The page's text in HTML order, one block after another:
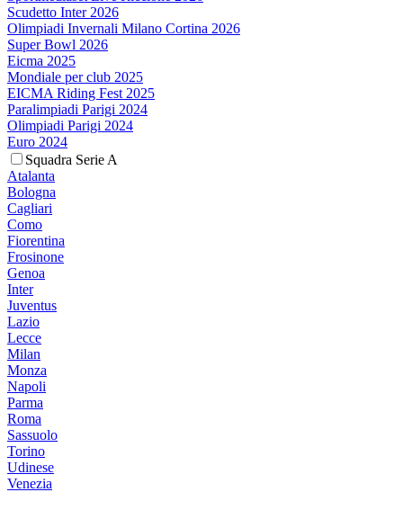
Scudetto Inter 2026
Olimpiadi Invernali Milano Cortina 2026
Super Bowl 2026
Eicma 2025
Mondiale per club 2025
EICMA Riding Fest 2025
Paralimpiadi Parigi 2024
Olimpiadi Parigi 2024
Euro 2024
Squadra Serie A
Atalanta
Bologna
Cagliari
Como
Fiorentina
Frosinone
Genoa
Inter
Juventus
Lazio
Lecce
Milan
Monza
Napoli
Parma
Roma
Sassuolo
Torino
Udinese
Venezia